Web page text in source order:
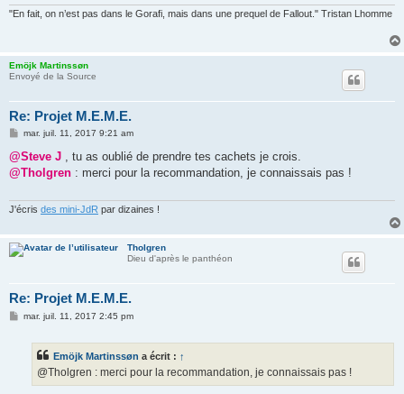
"En fait, on n’est pas dans le Gorafi, mais dans une prequel de Fallout." Tristan Lhomme
Emöjk Martinssøn
Envoyé de la Source
Re: Projet M.E.M.E.
M
s
a
mar. juil. 11, 2017 9:21 am
@Steve J , tu as oublié de prendre tes cachets je crois.
@Tholgren : merci pour la recommandation, je connaissais pas !
J'écris des mini-JdR par dizaines !
Tholgren
Dieu d'après le panthéon
Re: Projet M.E.M.E.
Mmar. juil. 11, 2017 2:45 pm
Emöjk Martinssøn a écrit : ↑
@Tholgren : merci pour la recommandation, je connaissais pas !